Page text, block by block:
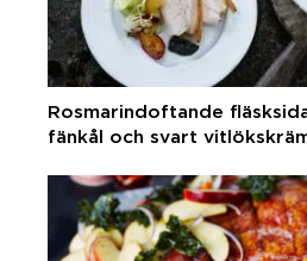
Rosmarindoftande
fänkål och svart